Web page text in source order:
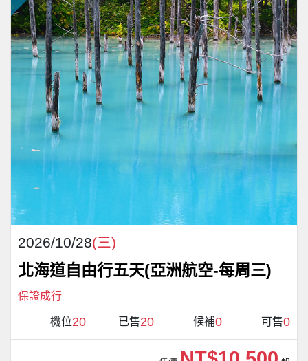
2026/10/28(三)
北海道自由行五天(亞洲航空-每周三)
保證成行
機位20 已售20 候補0 可售0